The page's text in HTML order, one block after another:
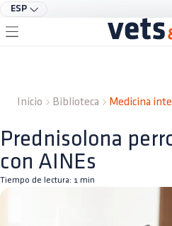
ESP
Inicio Biblioteca Medicina
Prednisolona
con AINEs
Tiempo de lectura: 1 min